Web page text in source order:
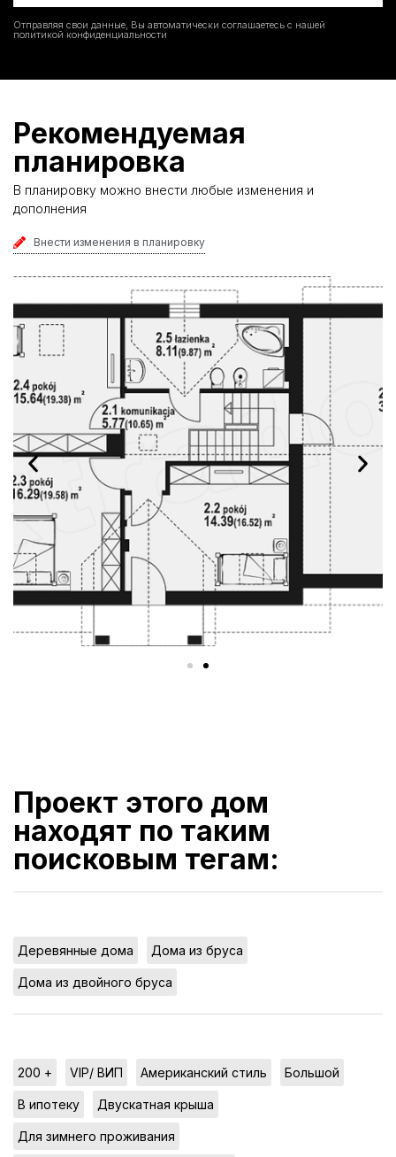
Отправляя свои данные, Вы автоматически соглашаетесь с нашей
политикой конфиденциальности
Рекомендуемая
планировка
В планировку можно внести любые изменения и
дополнения
Внести изменения в планировку
Проект этого дом
находят по таким
поисковым тегам:
Деревянные дома Дома из бруса
Дома из двойного бруса
200 + VIP/ ВИП Американский стиль Большой
В ипотеку Двускатная крыша
Для зимнего проживания